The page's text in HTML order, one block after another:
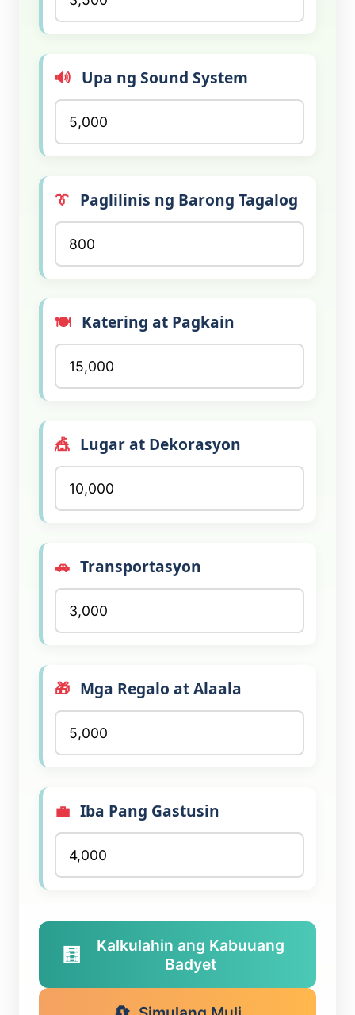
🔊 Upa ng Sound System
👔 Paglilinis ng Barong Tagalog
🍽️ Katering at Pagkain
🎪 Lugar at Dekorasyon
🚗 Transportasyon
🎁 Mga Regalo at Alaala
💼 Iba Pang Gastusin
🧮
Kalkulahin ang Kabuuang
Badyet